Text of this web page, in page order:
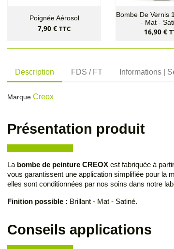
Poignée Aérosol
Prix
7,90 € TTC
Bombe De Vernis
- Mat -
Prix
16,90 €
Description FDS / FT Informations |
Marque Creox
Présentation produit
La bombe de peinture CREOX est fabriquée à
vous garantissent une application simplifiée pour la
elles sont conditionnées par nos soins dans notre
Finition possible : Brillant - Mat - Satiné.
Conseils applications